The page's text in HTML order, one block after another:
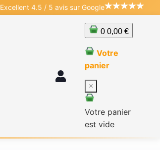
Excellent 4.5 / 5 avis sur Google
0 0,00 €
Votre
panier
×
Votre panier
est vide